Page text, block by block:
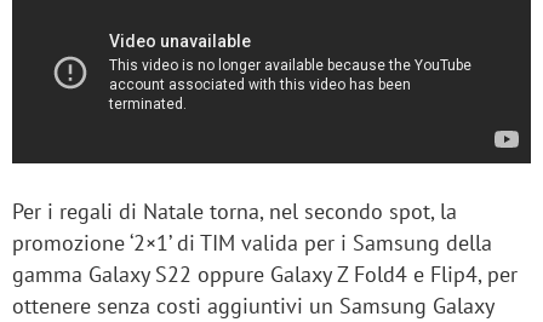
Per i regali di Natale torna, nel secondo spot, la
promozione ‘2×1’ di TIM valida per i Samsung della
gamma Galaxy S22 oppure Galaxy Z Fold4 e Flip4, per
ottenere senza costi aggiuntivi un Samsung Galaxy